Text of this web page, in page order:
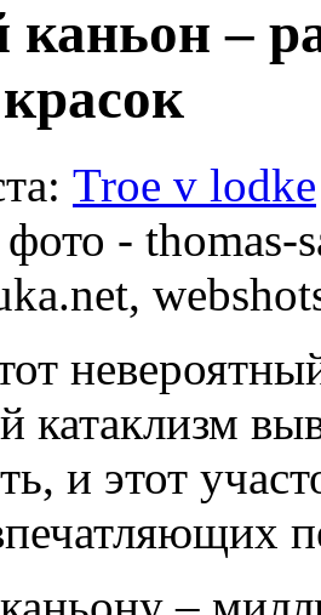
каньон –
Troe v lodke
фото - thomas-
катаклизм
и этот